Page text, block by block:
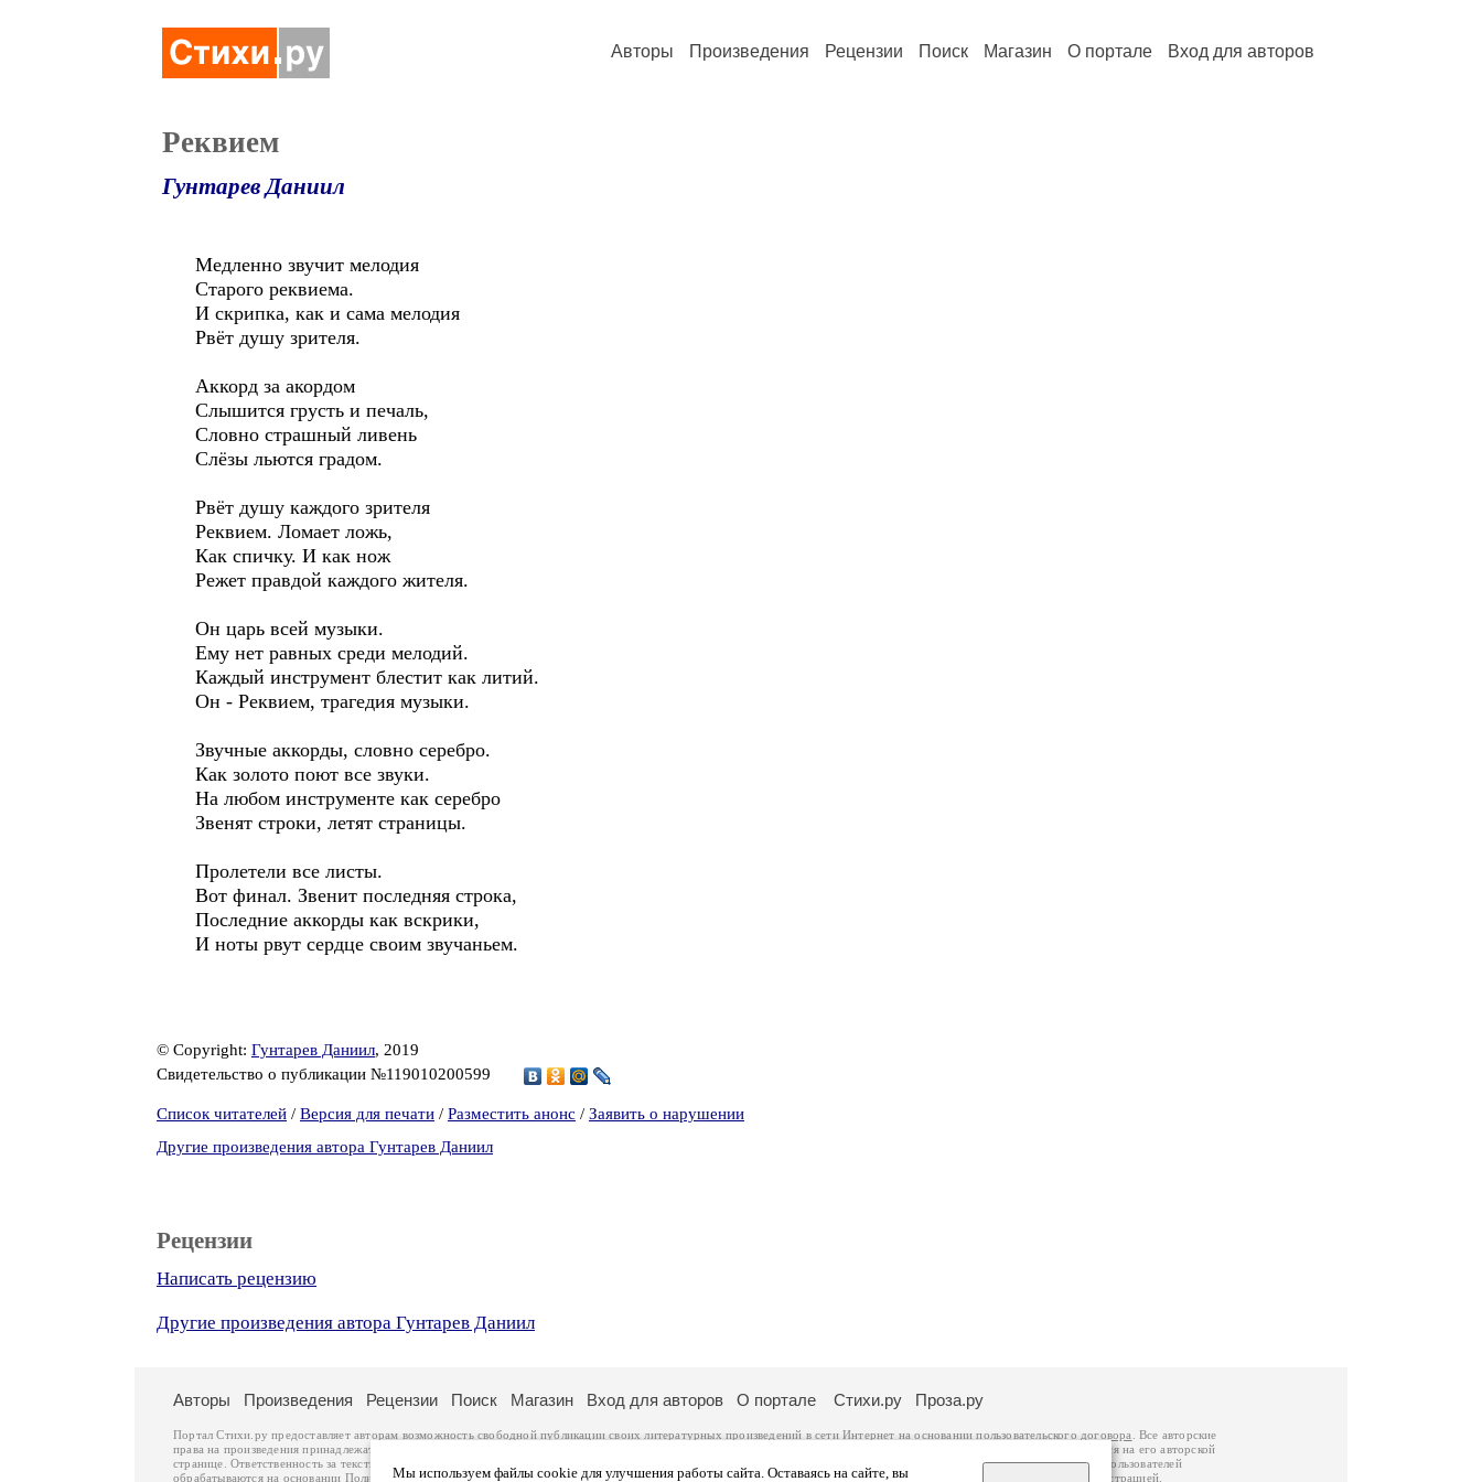
Авторы Произведения Рецензии Поиск Магазин О портале Вход для авторов
Реквием
Гунтарев Даниил
Медленно звучит мелодия
Старого реквиема.
И скрипка, как и сама мелодия
Рвёт душу зрителя.
Аккорд за акордом
Слышится грусть и печаль,
Словно страшный ливень
Слёзы льются градом.
Рвёт душу каждого зрителя
Реквием. Ломает ложь,
Как спичку. И как нож
Режет правдой каждого жителя.
Он царь всей музыки.
Ему нет равных среди мелодий.
Каждый инструмент блестит как литий.
Он - Реквием, трагедия музыки.
Звучные аккорды, словно серебро.
Как золото поют все звуки.
На любом инструменте как серебро
Звенят строки, летят страницы.
Пролетели все листы.
Вот финал. Звенит последняя строка,
Последние аккорды как вскрики,
И ноты рвут сердце своим звучаньем.
© Copyright: Гунтарев Даниил, 2019
Свидетельство о публикации №119010200599
Список читателей / Версия для печати / Разместить анонс / Заявить о нарушении
Другие произведения автора Гунтарев Даниил
Рецензии
Написать рецензию
Другие произведения автора Гунтарев Даниил
Мы используем файлы cookie для улучшения работы сайта. Оставаясь на сайте, вы
Авторы Произведения Рецензии Поиск Магазин Вход для авторов О портале Стихи.ру Проза.ру
Портал Стихи.ру предоставляет авторам возможность свободной публикации своих литературных произведений в сети Интернет на основаниипользовательского договора
. Все авторские
права на произведения принадлежат авторам и охраняются
. Перепечатка произведений возможна только с согласия его автора, к которому вы можете обратиться на его авторской
странице. Ответственность за тексты произведений авторы несут самостоятельно на основании
законодательства Российской Федерации. Данные пользователей
обрабатываются на основании Политики обработки персональных данных. Вы также можете посмотреть более подробнуюинформацию о портале связаться с администрацией